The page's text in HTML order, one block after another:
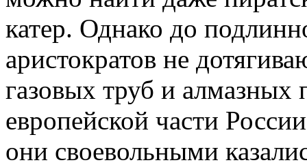
катер. Однако до
аристократов не
газовых труб и алмазных
европейской части
они своевольными